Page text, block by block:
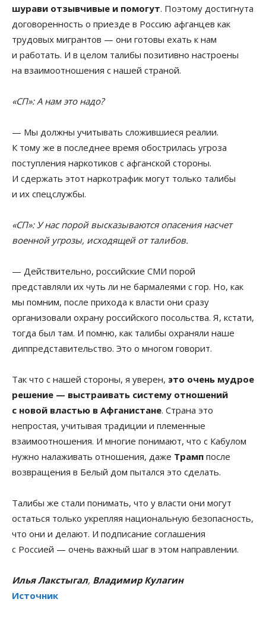
шурави отзывчивые и помогут. Поэтому достигнута
договоренность о приезде в Россию афганцев как
трудовых мигрантов — они готовы ехать к нам
и работать. И в целом талибы позитивно настроены
на взаимоотношения с нашей страной.
«СП»: А нам это надо?
— Мы должны учитывать сложившиеся реалии.
К тому же в последнее время обострилась угроза
поступления наркотиков с афганской стороны.
И сдержать этот наркотрафик могут только талибы
и их спецслужбы.
«СП»: У нас порой высказываются опасения насчет
военной угрозы, исходящей от талибов.
— Действительно, российские СМИ порой
представляли их чуть ли не бармалеями с гор. Но, как
мы помним, после прихода к власти они сразу
организовали охрану российского посольства. Я, кстати,
тогда был там. И помню, как талибы охраняли наше
диппредставительство. Это о многом говорит.
Так что с нашей стороны, я уверен, это очень мудрое
решение — выстраивать систему отношений
с новой властью в Афганистане. Страна это
непростая, учитывая традиции и племенные
взаимоотношения. И многие понимают, что с Кабулом
нужно налаживать отношения, даже Трамп после
возвращения в Белый дом пытался это сделать.
Талибы же стали понимать, что у власти они могут
остаться только укрепляя национальную безопасность,
что они и делают. И подписание соглашения
с Россией — очень важный шаг в этом направлении.
Илья Лакстыгал, Владимир Кулагин
Источник